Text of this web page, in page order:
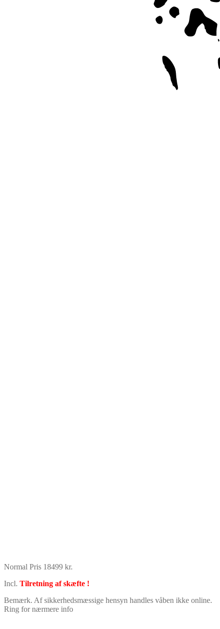
Normal Pris 18499 kr.
Incl. Tilretning af skæfte !
Bemærk. Af sikkerhedsmæssige hensyn handles våben ikke online.
Ring for nærmere info